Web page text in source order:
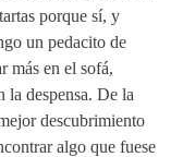
porque sí, y
un pedacito de
más en el sofá,
la despensa. De la
descubrimiento
algo que fuese